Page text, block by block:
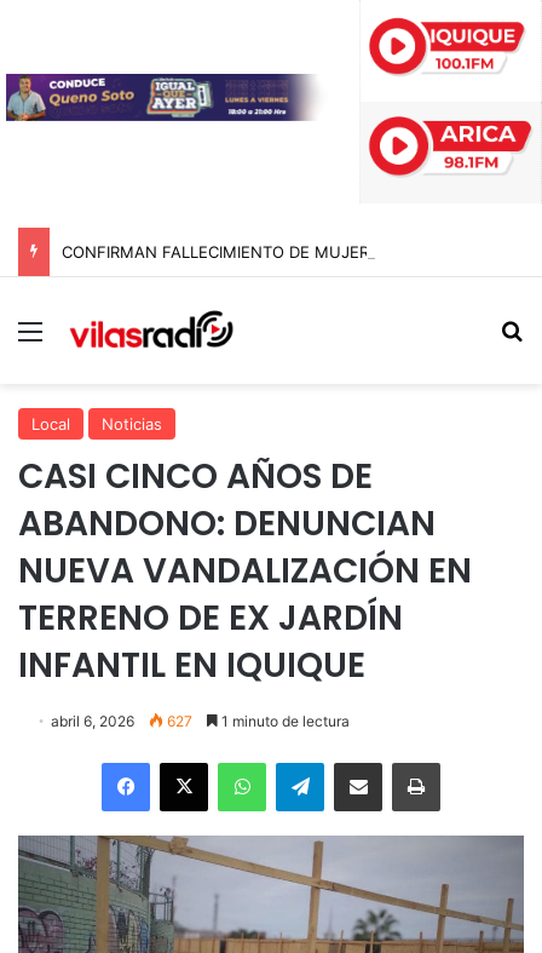
Menú
Local Noticias
CASI CINCO AÑOS DE
ABANDONO: DENUNCIAN
NUEVA VANDALIZACIÓN EN
TERRENO DE EX JARDÍN
INFANTIL EN IQUIQUE
abril 6, 2026 627 1 minuto de lectura
Facebook
X WhatsAppTelegramEnviar vía email Imprimir